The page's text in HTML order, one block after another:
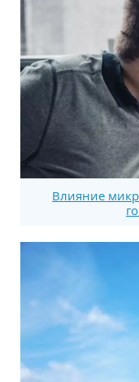
Влияние